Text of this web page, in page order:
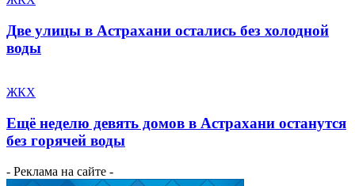
Две улицы в Астрахани остались без холодной
воды
ЖКХ
Ещё неделю девять домов в Астрахани останутся
без горячей воды
- Реклама на сайте -